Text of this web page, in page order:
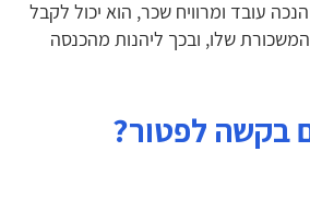
עובד ומרוויח שכר, הוא יכול לקבל
שלו, ובכך ליהנות מהכנסה
בקשה לפטור?